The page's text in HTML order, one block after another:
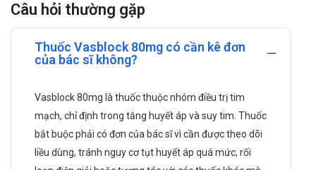
thể?
Dược lực học:
Valsartan là một loại thuốc thuộc nhóm ức chế thụ thể
chặn một cách chọn lọc thụ thể angiotensin loại 1
(AT1), nơi mà angiotensin II, một chất gây tăng huyết
áp, thường gắn vào.
Việc ngăn chặn này làm giảm tác dụng của angiotensin
II, từ đó giúp giảm huyết áp thông qua các cơ chế sau:
Câu hỏi thường gặp
Thuốc Vasblock 80mg có cần kê đơn
của bác sĩ không?
Vasblock 80mg là thuốc thuộc nhóm điều trị tim
mạch, chỉ định trong tăng huyết áp và suy tim. Thuốc
bắt buộc phải có đơn của bác sĩ vì cần được theo dõi
liều dùng, tránh nguy cơ tụt huyết áp quá mức, rối